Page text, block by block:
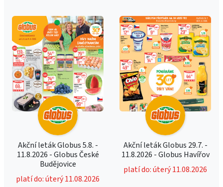
Akční leták Globus 5.8. -
11.8.2026 - Globus České
Budějovice
platí do: úterý 11.08.2026
Akční leták Globus 29.7. -
11.8.2026 - Globus Havířov
platí do: úterý 11.08.2026